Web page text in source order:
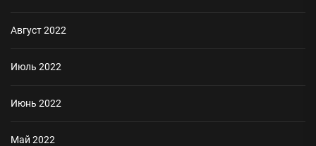
Август 2022
Июль 2022
Июнь 2022
Май 2022